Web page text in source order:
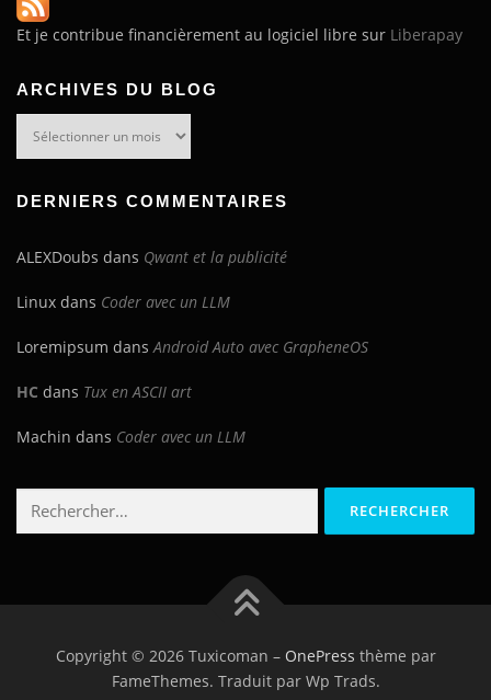
Et je contribue financièrement au logiciel libre sur Liberapay
ARCHIVES DU BLOG
DERNIERS COMMENTAIRES
ALEXDoubs dans Qwant et la publicité
Linux dans Coder avec un LLM
Loremipsum dansAndroid Auto avec GrapheneOS
HC dans Tux en ASCII art
Machin dans Coder avec un LLM
Rechercher :
Copyright © 2026 Tuxicoman – OnePress thème par
FameThemes. Traduit par Wp Trads.